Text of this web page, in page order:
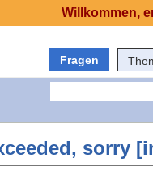
Fragen
sorry
Willkommen,